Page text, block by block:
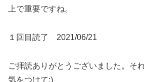
上で重要ですね。
１回目読了 2021/06/21
ご拝読ありがとうございました。そ
気をつけて:)